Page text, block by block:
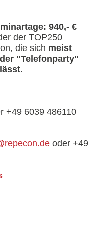
940,- €
der TOP250
die sich meist
"Telefonparty"
.
+49 6039 486110
oder +49